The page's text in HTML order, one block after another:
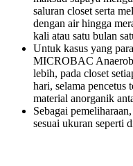
saluran closet serta
dengan air hingga
kali atau satu bulan
Untuk kasus yang
MICROBAC Anaerob
lebih, pada closet
hari, selama pencetus
material anorganik
Sebagai
sesuai ukuran seperti